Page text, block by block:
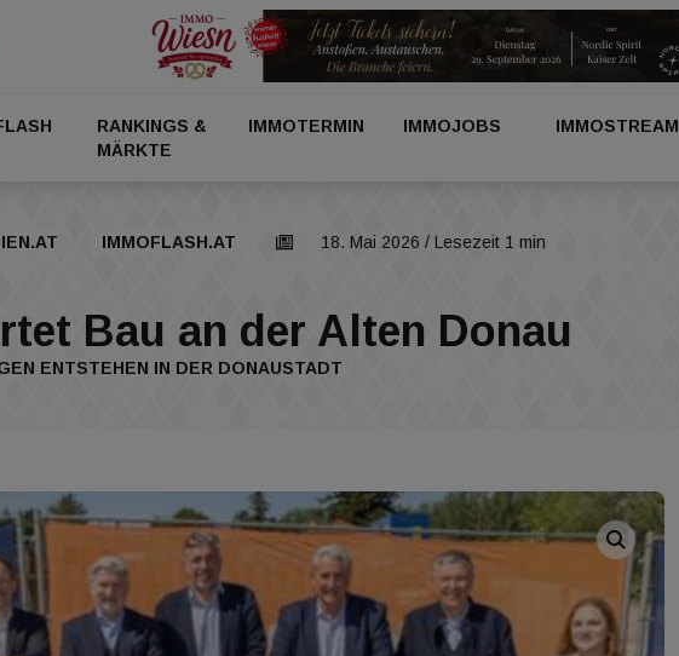
RANKINGS &
MÄRKTE
IMMOTERMIN IMMOJOBS IMMOSTREAM
IMMOFLASH.AT 18. Mai 2026 / Lesezeit 1 min
Bau an der Alten Donau
ENTSTEHEN IN DER DONAUSTADT